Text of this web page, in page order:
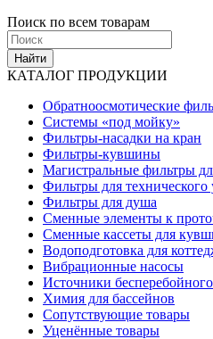
Поиск по всем товарам
Найти
КАТАЛОГ ПРОДУКЦИИ
Обратноосмотические
Системы «под мойку»
Фильтры-насадки на кран
Фильтры-кувшины
Магистральные фильтры
Фильтры для технического
Фильтры для душа
Сменные элементы к
Сменные кассеты для
Водоподготовка для
Вибрационные насосы
Источники
Химия для бассейнов
Сопутствующие товары
Уценённые товары